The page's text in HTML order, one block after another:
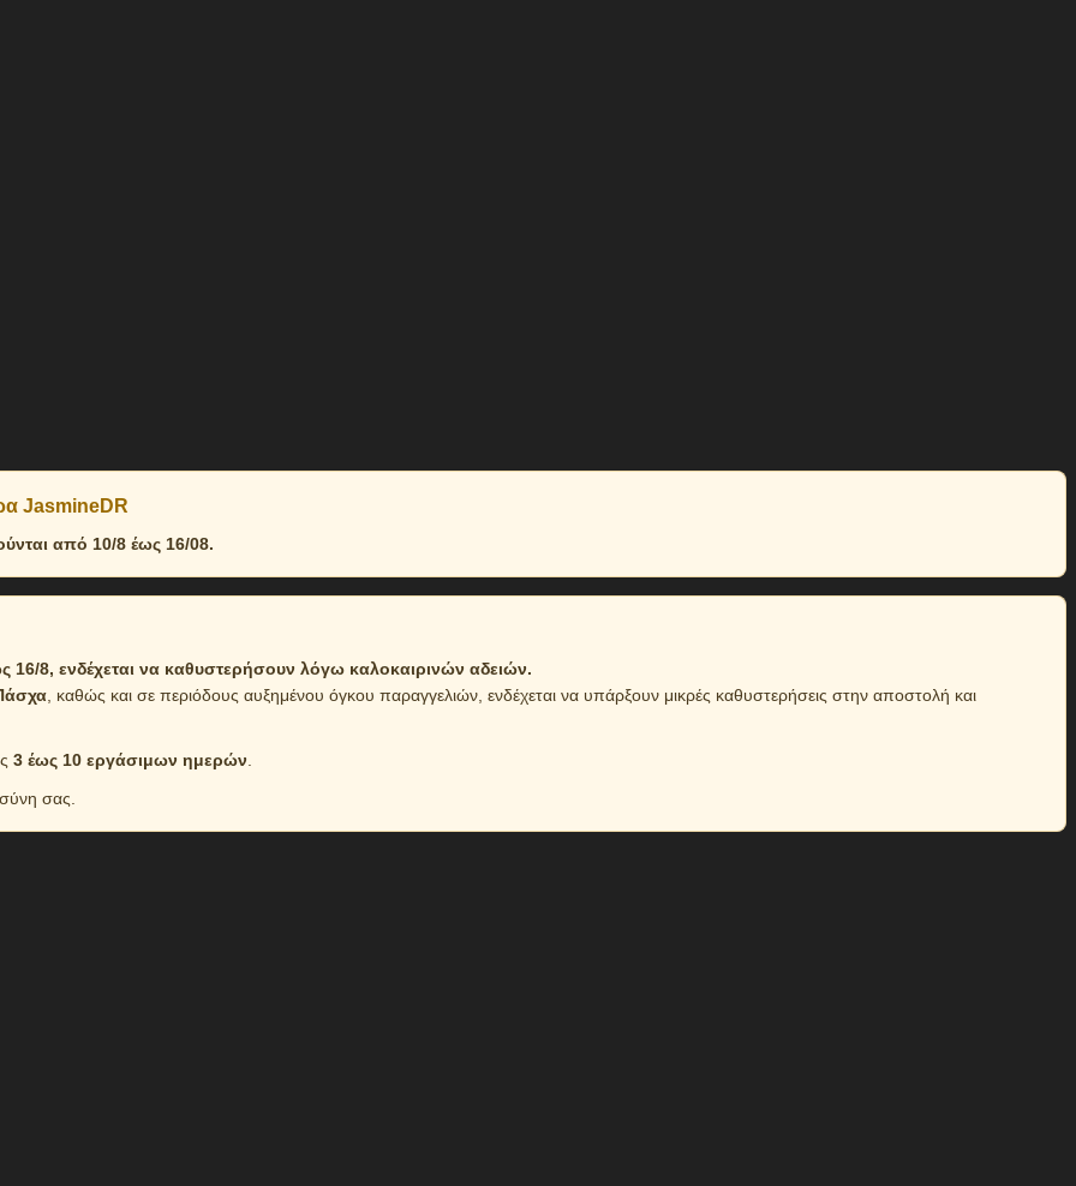
JasmineDR
από 10/8 έως 16/08.
8, ενδέχεται να καθυστερήσουν λόγω καλοκαιρινών αδειών.
, καθώς και σε περιόδους αυξημένου όγκου παραγγελιών, ενδέχεται να υπάρξουν μικρές καθυστερήσεις στην αποστολή και
3 έως 10 εργάσιμων ημερών
σας.